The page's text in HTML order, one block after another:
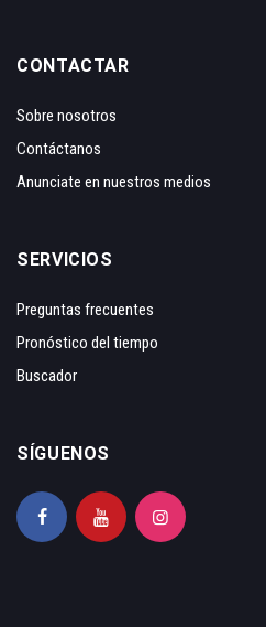
CONTACTAR
Sobre nosotros
Contáctanos
Anunciate en nuestros medios
SERVICIOS
Preguntas frecuentes
Pronóstico del tiempo
Buscador
SÍGUENOS